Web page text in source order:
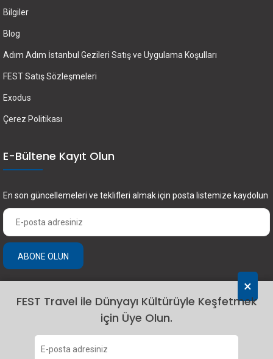
×
FEST Travel ile Dünyayı Kültürüyle Keşfetmek
için Üye Olun.
Bilgiler
Blog
Adım Adım İstanbul Gezileri Satış ve Uygulama Koşulları
FEST Satış Sözleşmeleri
Exodus
Çerez Politikası
E-Bültene Kayıt Olun
En son güncellemeleri ve teklifleri almak için posta listemize kaydolun
ABONE OLUN
2024 Fest Travel. Tüm hakları saklıdır.